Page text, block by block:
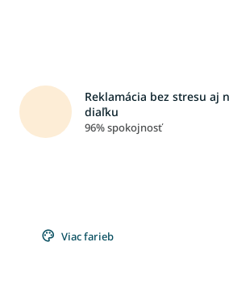
Reklamácia bez stresu aj
diaľku
96% spokojnosť
Viac farieb